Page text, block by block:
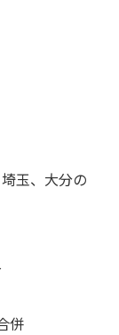
玉、大分の
併